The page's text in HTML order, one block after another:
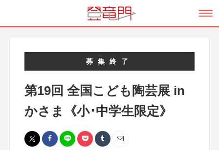
募集終了
第19回 全国こども陶芸展 in
かさま《小･中学生限定》